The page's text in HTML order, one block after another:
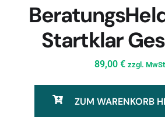
Startklar
89,00 € zzgl.
ZUM WARENKORB